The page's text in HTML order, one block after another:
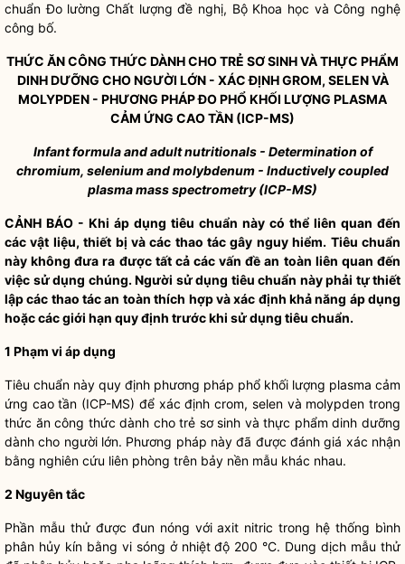
chuẩn Đo lường Chất lượng đề nghị, Bộ Khoa học và Công nghệ
công bố.
THỨC ĂN CÔNG THỨC DÀNH CHO TRẺ SƠ SINH VÀ THỰC PHẨM
DINH DƯỠNG CHO NGƯỜI LỚN - XÁC ĐỊNH GROM, SELENVÀ
MOLYPDEN - PHƯƠNG PHÁP ĐO PHỔ KHỐI LƯỢNG PLASMA
CẢM ỨNG CAO TẦN (ICP-MS)
Infant formula and adult nutritionals - Determination of
chromium, selenium and molybdenum - Inductively coupled
plasma mass spectrometry (ICP-MS)
CẢNH BÁO - Khi áp dụng tiêu chuẩn này có thể liên quan đến
các vật liệu, thiết bị và các thao tác gây nguy hiểm. Tiêu chuẩn
này không đưa ra được tất cả các vấn đề an toàn liên quan đến
việc sử dụng chúng. Người sử dụng tiêu chuẩn này phải tự thiết
lập các thao tác an toàn thích hợp và xác định khả năng áp dụng
hoặc các giới hạn quy định trước khi sử dụng tiêu chuẩn.
1 Phạm vi áp dụng
Tiêu chuẩn này quy định phương pháp phổ khối lượng plasma cảm
ứng cao tần (ICP-MS) để xác định crom, selen và molypden trong
thức ăn công thức dành cho trẻ sơ sinh và thực phẩm dinh dưỡng
dành cho người lớn. Phương pháp này đã được đánh giá xác nhận
bằng nghiên cứu liên phòng trên bảy nền mẫu khác nhau.
2 Nguyên tắc
Phần mẫu thử được đun nóng với axit nitric trong hệ thống bình
phân hủy kín bằng vi sóng ở nhiệt độ 200 °C. Dung dịch mẫu thử